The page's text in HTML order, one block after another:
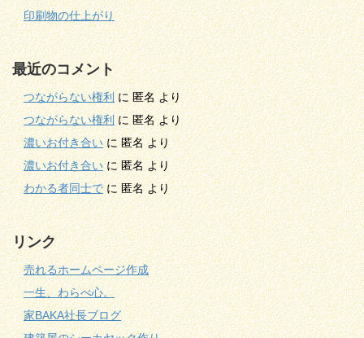
印刷物の仕上がり
最近のコメント
つながらない権利に匿名より
つながらない権利に匿名より
濃いお付き合いに匿名より
濃いお付き合いに匿名より
わかる者同士でに匿名より
リンク
売れるホームページ作成
一生、わらべ心。
家BAKA社長ブログ